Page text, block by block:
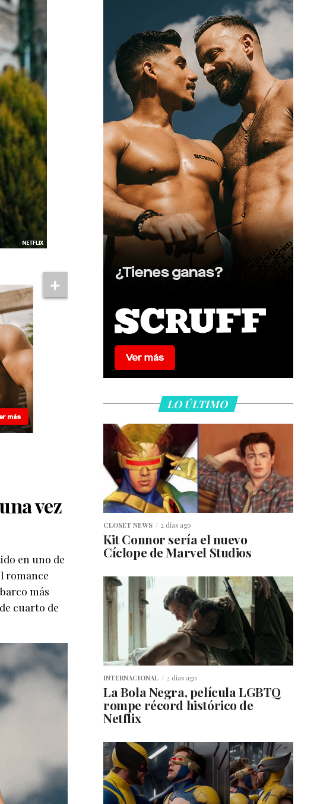
vez
en uno de
romance
más
cuarto de
LO ÚLTIMO
CLOSET NEWS 2 días ago
Kit Connor sería el nuevo
Cíclope de Marvel Studios
INTERNACIONAL 2 días ago
La Bola Negra, película LGBTQ
rompe récord histórico de
Netflix